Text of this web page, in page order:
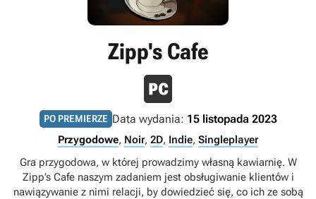
Zipp's Cafe
PO PREMIERZE Data wydania: 15 listopada 2023
Przygodowe, Noir, 2D, Indie, Singleplayer
Gra przygodowa, w której prowadzimy własną kawiarnię. W
Zipp’s Cafe naszym zadaniem jest obsługiwanie klientów i
nawiązywanie z nimi relacji, by dowiedzieć się, co ich ze sobą